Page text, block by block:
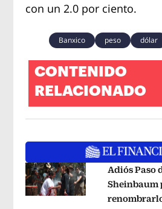
con un 2.0 por ciento.
Banxico peso dólar
CONTENIDO
RELACIONADO
Opens in new window
Adiós Paso
Sheinbaum
renombrarlo